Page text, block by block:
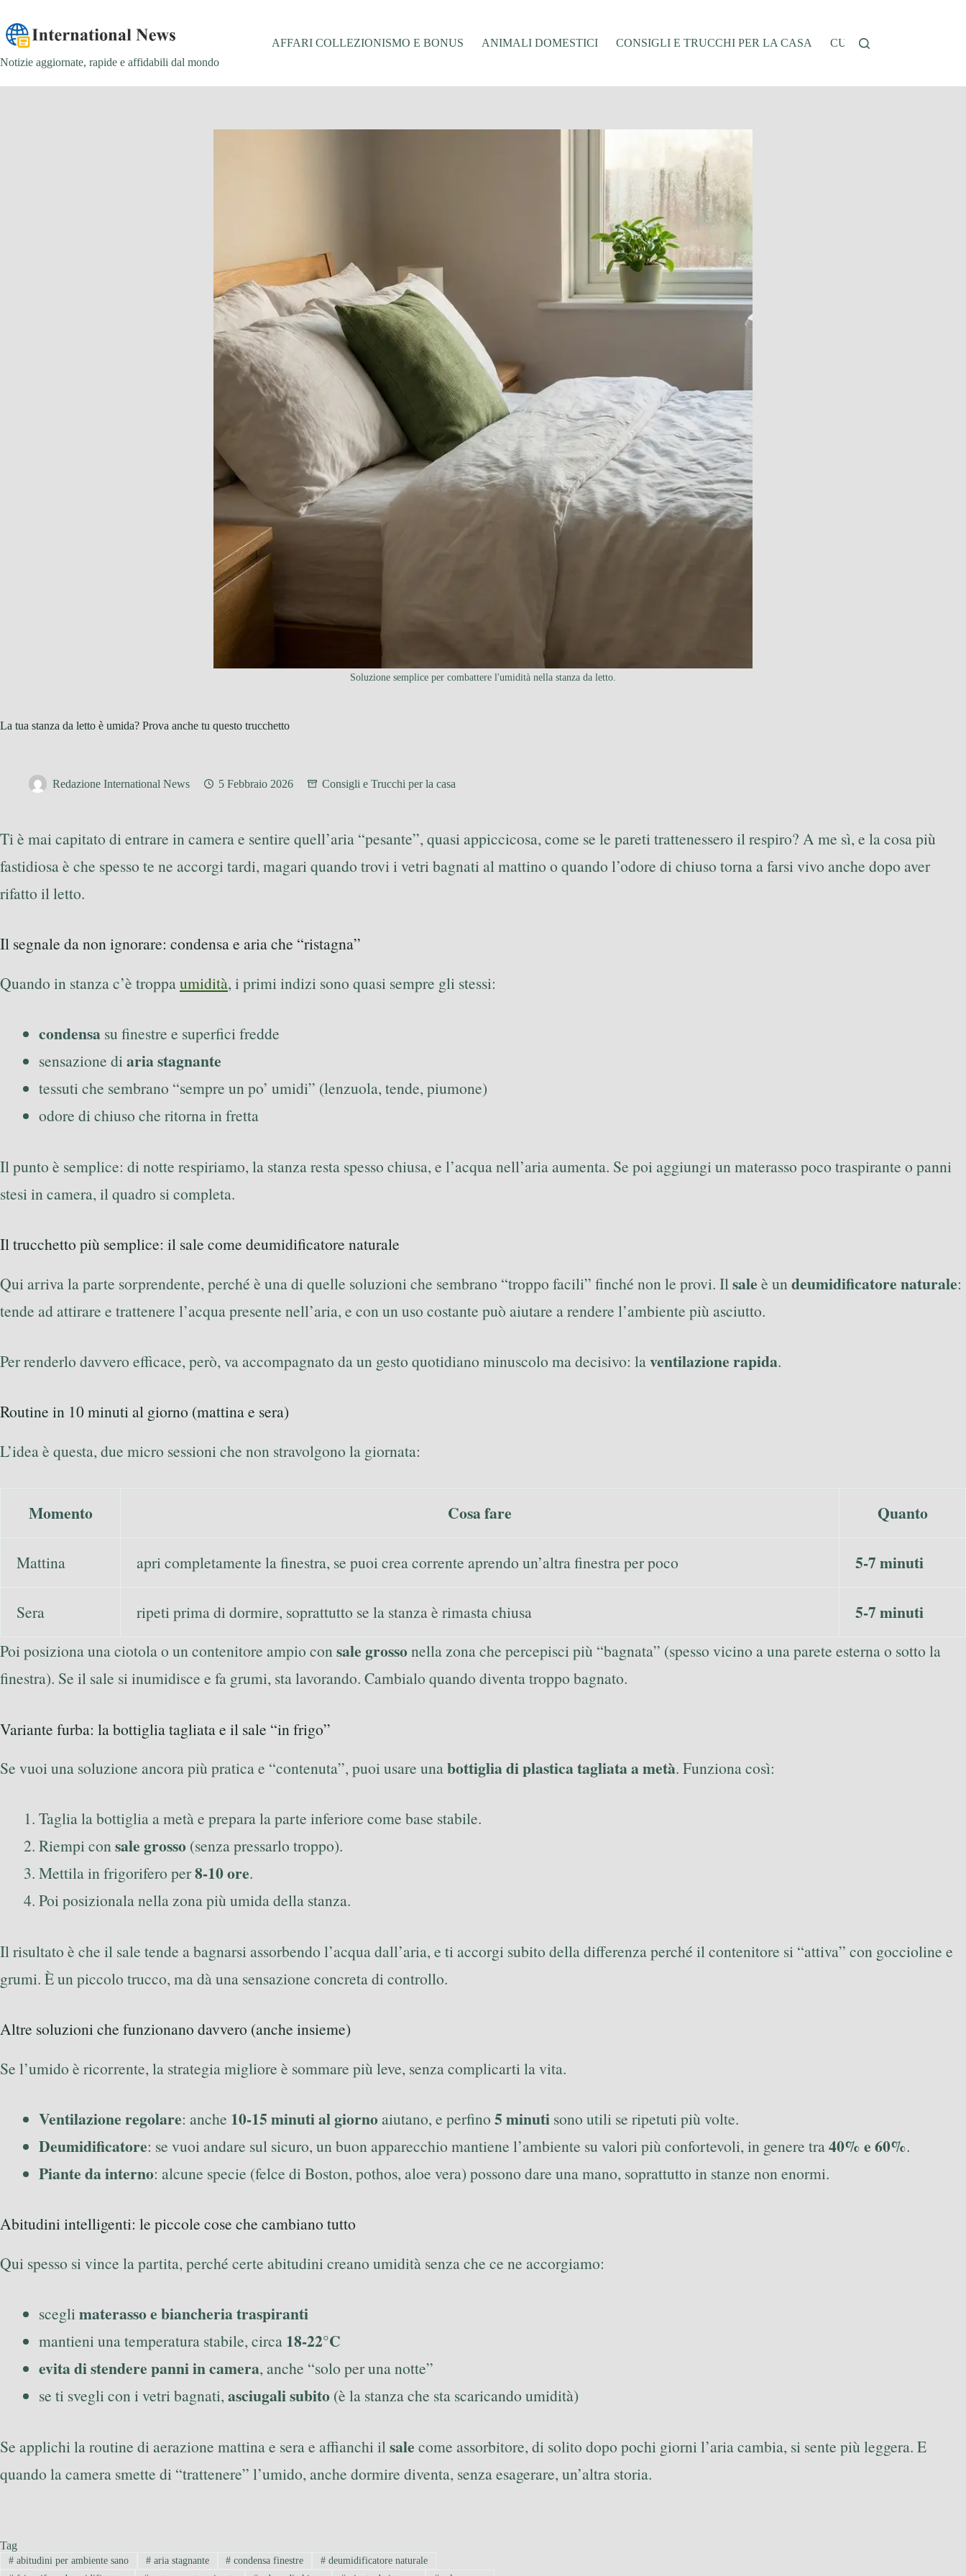
contenuto
Notizie aggiornate, rapide e affidabili dal mondo
AFFARI COLLEZIONISMO E BONUS ANIMALI DOMESTICI CONSIGLI E TRUCCHI PER LA CASA CUCINA E RICETTE
Soluzione semplice per combattere l'umidità nella stanza da letto.
La tua stanza da letto è umida? Prova anche tu questo trucchetto
Redazione International News 5 Febbraio 2026 Consigli e Trucchi per la casa
Ti è mai capitato di entrare in camera e sentire quell’aria “pesante”, quasi appiccicosa, come se le pareti trattenessero il respiro? A me sì, e la cosa più
fastidiosa è che spesso te ne accorgi tardi, magari quando trovi i vetri bagnati al mattino o quando l’odore di chiuso torna a farsi vivo anche dopo aver
rifatto il letto.
Il segnale da non ignorare: condensa e aria che “ristagna”
Quando in stanza c’è troppaumidità, i primi indizi sono quasi sempre gli stessi:
condensa su finestre e superfici fredde
sensazione diaria stagnante
tessuti che sembrano “sempre un po’ umidi” (lenzuola, tende, piumone)
odore di chiuso che ritorna in fretta
Il punto è semplice: di notte respiriamo, la stanza resta spesso chiusa, e l’acqua nell’aria aumenta. Se poi aggiungi un materasso poco traspirante o panni
stesi in camera, il quadro si completa.
Il trucchetto più semplice: il sale come deumidificatore naturale
Qui arriva la parte sorprendente, perché è una di quelle soluzioni che sembrano “troppo facili” finché non le provi. Il sale è un deumidificatore naturale:
tende ad attirare e trattenere l’acqua presente nell’aria, e con un uso costante può aiutare a rendere l’ambiente più asciutto.
Per renderlo davvero efficace, però, va accompagnato da un gesto quotidiano minuscolo ma decisivo: laventilazione rapida.
Routine in 10 minuti al giorno (mattina e sera)
L’idea è questa, due micro sessioni che non stravolgono la giornata:
Momento Cosa fare Quanto
Mattina apri completamente la finestra, se puoi crea corrente aprendo un’altra finestra per poco 5-7 minuti
Sera ripeti prima di dormire, soprattutto se la stanza è rimasta chiusa 5-7 minuti
Poi posiziona una ciotola o un contenitore ampio consale grossonella zona che percepisci più “bagnata” (spesso vicino a una parete esterna o sotto la
finestra). Se il sale si inumidisce e fa grumi, sta lavorando. Cambialo quando diventa troppo bagnato.
Variante furba: la bottiglia tagliata e il sale “in frigo”
Se vuoi una soluzione ancora più pratica e “contenuta”, puoi usare unabottiglia di plastica tagliata a metà. Funziona così:
Taglia la bottiglia a metà e prepara la parte inferiore come base stabile.
Riempi consale grosso (senza pressarlo troppo).
Mettila in frigorifero per8-10 ore.
Poi posizionala nella zona più umida della stanza.
Il risultato è che il sale tende a bagnarsi assorbendo l’acqua dall’aria, e ti accorgi subito della differenza perché il contenitore si “attiva” con goccioline e
grumi. È un piccolo trucco, ma dà una sensazione concreta di controllo.
Altre soluzioni che funzionano davvero (anche insieme)
Se l’umido è ricorrente, la strategia migliore è sommare più leve, senza complicarti la vita.
Ventilazione regolare: anche 10-15 minuti al giornoaiutano, e perfino 5 minuti sono utili se ripetuti più volte.
Deumidificatore: se vuoi andare sul sicuro, un buon apparecchio mantiene l’ambiente su valori più confortevoli, in genere tra40% e 60%.
Piante da interno: alcune specie (felce di Boston, pothos, aloe vera) possono dare una mano, soprattutto in stanze non enormi.
Abitudini intelligenti: le piccole cose che cambiano tutto
Qui spesso si vince la partita, perché certe abitudini creano umidità senza che ce ne accorgiamo:
sceglimaterasso e biancheria traspiranti
mantieni una temperatura stabile, circa 18-22°C
evita di stendere panni in camera, anche “solo per una notte”
se ti svegli con i vetri bagnati, asciugali subito (è la stanza che sta scaricando umidità)
Se applichi la routine di aerazione mattina e sera e affianchi il sale come assorbitore, di solito dopo pochi giorni l’aria cambia, si sente più leggera. E
quando la camera smette di “trattenere” l’umido, anche dormire diventa, senza esagerare, un’altra storia.
Tag
#abitudini per ambiente sano #aria stagnante # condensa finestre # deumidificatore naturale